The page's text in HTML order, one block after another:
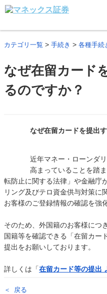
カテゴリ一覧 > 手続き > 各種手続
なぜ在留カード
るのですか？
なぜ在留カードを提出
近年マネー・ローンダ
高まっていることを踏
転防止に関する法律」や金融庁
リング及びテロ資金供与対策に
お客様のご登録情報の確認を強
そのため、外国籍のお客様につ
国籍等を確認できる「在留カー
提出をお願いしております。
詳しくは「在留カード等の提出
戻る